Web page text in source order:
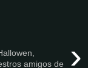
›
amigos de